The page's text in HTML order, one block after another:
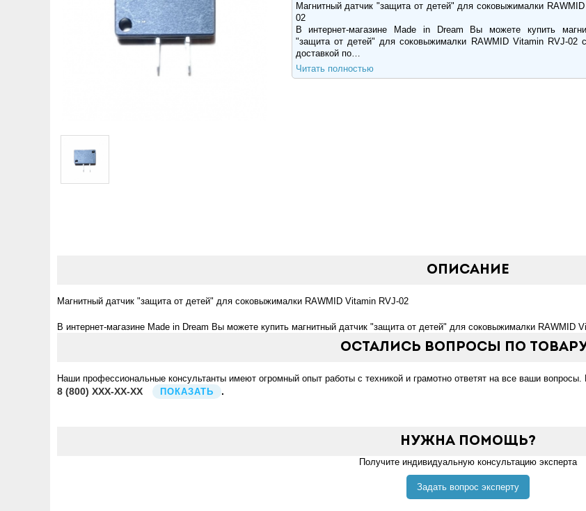
Магнитный датчик "защита от детей" для соковыжималки
02
В интернет-магазине Made in Dream Вы можете купить
"защита от детей" для соковыжималки RAWMID Vitamin RVJ-02
доставкой по…
Читать полностью
Описание
Магнитный датчик "защита от детей" для соковыжималки RAWMID Vitamin RVJ-02
В интернет-магазине Made in Dream Вы можете купить магнитный датчик "защита от детей" для соковыжималки RAWMID
Остались вопросы по
Наши профессиональные консультанты имеют огромный опыт работы с техникой и грамотно ответят на все ваши
8 (800) XXX-XX-XX ПОКАЗАТЬ .
Нужна помощь?
Получите индивидуальную консультацию эксперта
Задать вопрос эксперту